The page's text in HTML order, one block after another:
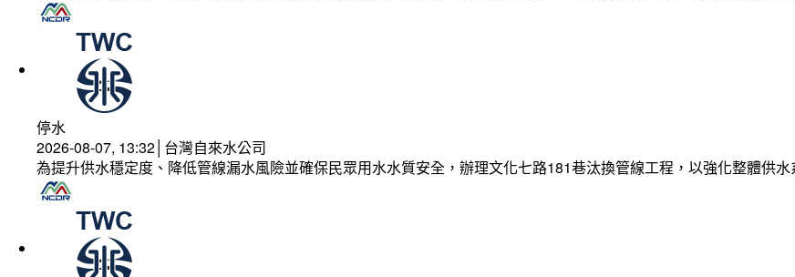
停水
2026-08-07, 13:32│台灣自來水公司
為提升供水穩定度、降低管線漏水風險並確保民眾用水水質安全，辦理文化七路181巷汰換管線工程，以強化整體供